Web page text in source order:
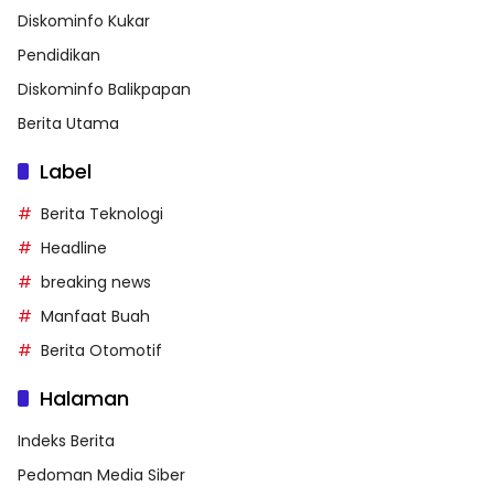
Diskominfo Kukar
Pendidikan
Diskominfo Balikpapan
Berita Utama
Label
Berita Teknologi
Headline
breaking news
Manfaat Buah
Berita Otomotif
Halaman
Indeks Berita
Pedoman Media Siber